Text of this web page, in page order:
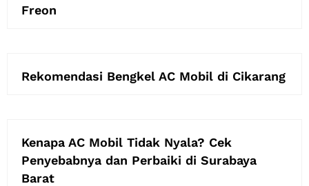
Freon
Rekomendasi Bengkel AC Mobil di Cikarang
Kenapa AC Mobil Tidak Nyala? Cek
Penyebabnya dan Perbaiki di Surabaya
Barat